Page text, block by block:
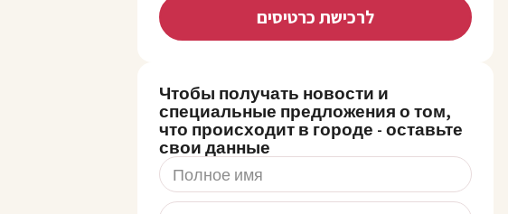
לרכישת כרטיסים
Чтобы получать новости и
специальные предложения о том,
что происходит в городе - оставьте
свои данные